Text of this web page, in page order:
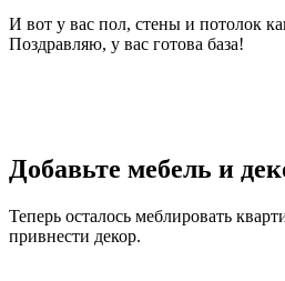
И вот у вас пол, стены и потолок
Поздравляю, у вас готова база!
Добавьте мебель и
Теперь осталось меблировать
привнести декор.